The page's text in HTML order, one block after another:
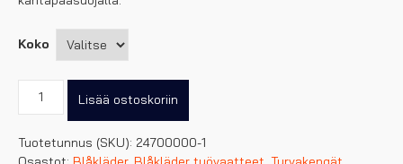
Koko
Gecko
turvakenkä,
pikakiristys
Lisää ostoskoriin
Tuotetunnus (SKU): 24700000-1